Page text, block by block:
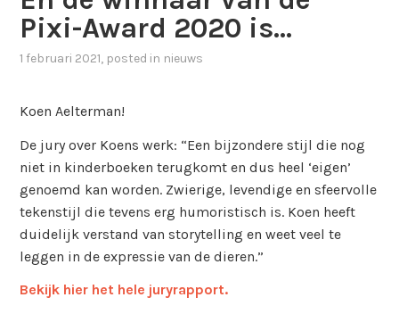
Pixi-Award 2020 is…
1 februari 2021, posted in nieuws
Koen Aelterman!
De jury over Koens werk: “Een bijzondere stijl die nog
niet in kinderboeken terugkomt en dus heel ‘eigen’
genoemd kan worden. Zwierige, levendige en sfeervolle
tekenstijl die tevens erg humoristisch is. Koen heeft
duidelijk verstand van storytelling en weet veel te
leggen in de expressie van de dieren.”
Bekijk hier het hele juryrapport.